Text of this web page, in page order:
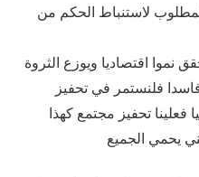
لاستنباط الحكم من
نموا اقتصاديا ويوزع الثروة
فاسدا فلنستمر في تحفيز